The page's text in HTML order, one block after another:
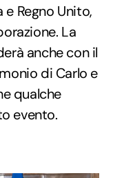
Regno Unito,
La
anche con il
di Carlo e
qualche
evento.